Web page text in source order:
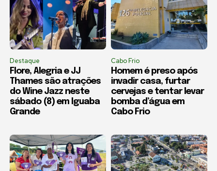
Destaque
Flore, Alegria e JJ
Thames são atrações
do Wine Jazz neste
sábado (8) em Iguaba
Grande
Cabo Frio
Homem é preso após
invadir casa, furtar
cervejas e tentar levar
bomba d’água em
Cabo Frio